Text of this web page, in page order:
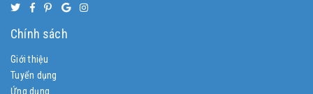
Chính sách
Giới thiệu
Tuyển dụng
Ứng dụng